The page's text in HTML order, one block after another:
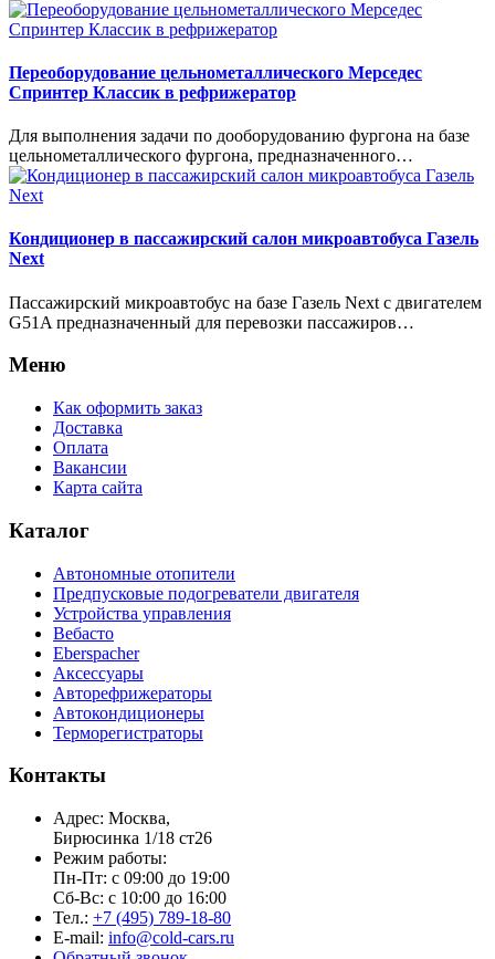
Переоборудование цельнометаллического Мерседес
Спринтер Классик в рефрижератор
Для выполнения задачи по дооборудованию фургона на базе
цельнометаллического фургона, предназначенного…
Кондиционер в пассажирский салон микроавтобуса Газель
Next
Пассажирский микроавтобус на базе Газель Next с двигателем
G51A предназначенный для перевозки пассажиров…
Меню
Как оформить заказ
Доставка
Оплата
Вакансии
Карта сайта
Каталог
Автономные отопители
Предпусковые подогреватели двигателя
Устройства управления
Вебасто
Eberspacher
Аксессуары
Авторефрижераторы
Автокондиционеры
Терморегистраторы
Контакты
Адрес: Москва,
Бирюсинка 1/18 ст26 ​
Режим работы:
Пн-Пт: с 09:00 до 19:00
Сб-Вс: с 10:00 до 16:00
Тел.: +7 (495) 789-18-80
E-mail: info@cold-cars.ru